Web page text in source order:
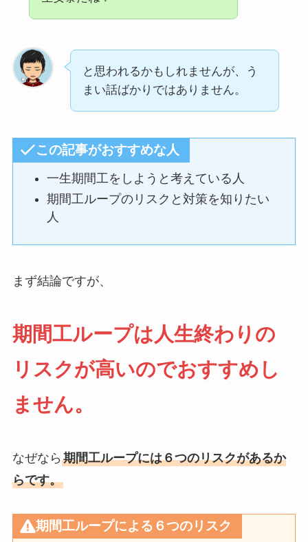
と思われるかもしれませんが、う
まい話ばかりではありません。
この記事がおすすめな人
一生期間工をしようと考えている人
期間工ループのリスクと対策を知りたい
人
まず結論ですが、
期間工ループは人生終わりの
リスクが高いのでおすすめし
ません。
なぜなら 期間工ループには６つのリスクがあるか
らです。
期間工ループによる６つのリスク